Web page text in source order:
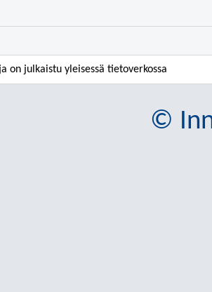
on julkaistu yleisessä tietoverkossa
©